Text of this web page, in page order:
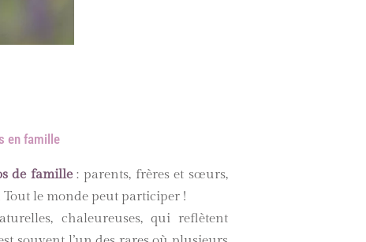
en famille
de famille : parents, frères et sœurs,
le monde peut participer !
chaleureuses, qui reflètent